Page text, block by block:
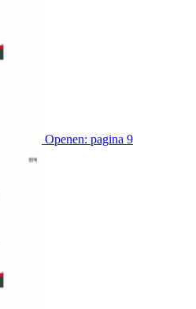
Openen: pagina 9